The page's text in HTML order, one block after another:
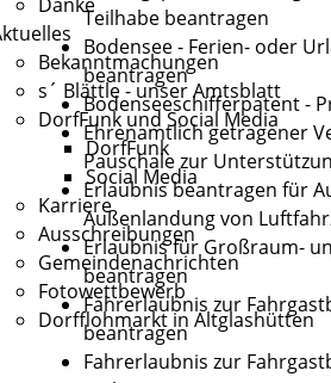
Bekanntmachungen
s´ Blättle - unser Amtsblatt
DorfFunk und Social Media
DorfFunk
Social Media
Karriere
Ausschreibungen
Gemeindenachrichten
Fotowettbewerb
Dorfflohmarkt in Altglashütten
Teilhabe beantragen
Bodensee - Ferien- oder
beantragen
Bodenseeschifferpatent -
Ehrenamtlich getragener
Pauschale zur
Erlaubnis beantragen für
Außenlandung von
Erlaubnis für Großraum-
beantragen
Fahrerlaubnis zur
beantragen
Fahrerlaubnis zur